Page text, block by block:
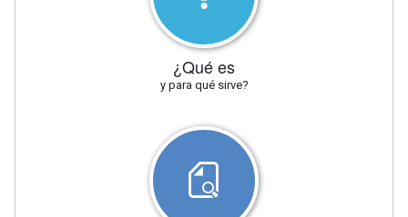
¿Qué es
y para qué sirve?